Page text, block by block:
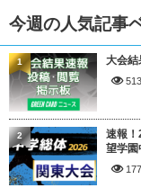
今週の人気記事
大会結
1
速報！
望学園
2